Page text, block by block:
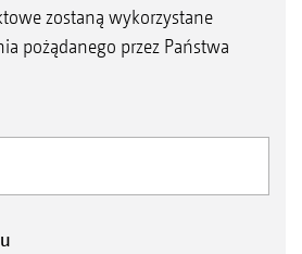
zostaną wykorzystane
pożądanego przez Państwa